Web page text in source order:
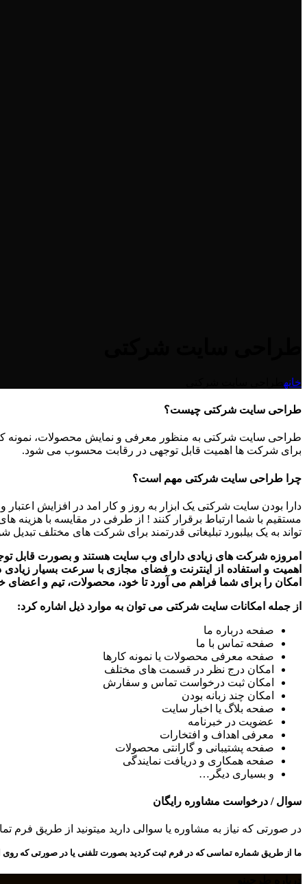
خانه
طراحی سایت شرکتی چیست؟
طراحی سایت شرکتی به منظور معرفی و نمایش محصولات، نمونه
برای شرکت ها اهمیت قابل توجهی در رقابت محسوب می شود.
چرا طراحی سایت شرکتی مهم است؟
دارا بودن سایت شرکتی یک ابزار به روز و کار امد در افزایش
مستقیم با شما ارتباط برقرار کنند ! از طرفی در مقایسه با
تواند به یک بیلبورد تبلیغاتی قدرتمند برای شرکت های مختلف تبدیل
امروزه شرکت های زیادی دارای وب سایت هستند و بصورت قابل
اهمیت و استفاده از اینترنت و فضای مجازی با سرعت بسیار
امکان را برای شما فراهم می آورد تا خود، محصولات، تیم و اعضای
از جمله امکانات سایت شرکتی می توان به موارد ذیل اشاره کرد:
صفحه درباره ما
صفحه تماس با ما
صفحه معرفی محصولات یا نمونه کارها
امکان درج نظر در قسمت های مختلف
امکان ثبت درخواست تماس و سفارش
امکان چند زبانه بودن
صفحه بلاگ یا اخبار سایت
عضویت در خبرنامه
معرفی اهداف و افتخارات
صفحه پشتیبانی و گارانتی محصولات
صفحه همکاری و دریافت نمایندگی
و بسیاری دیگر…
سوال / درخواست مشاوره رایگان
در صورتی که نیاز به مشاوره یا سوالی دارید میتونید از طریق
ما از طریق شماره تماسی که در فرم ثبت کردید بصورت تلفنی یا در صورتی که